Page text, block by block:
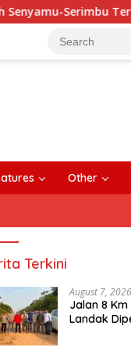
Serimbu
Other
Terkini
August 7, 2026
Jalan 8
Landak